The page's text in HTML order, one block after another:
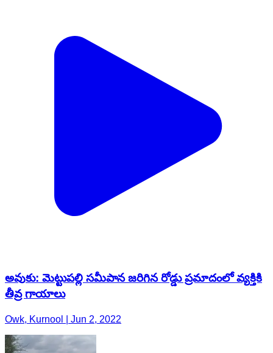
అవుకు: మెట్టుపల్లి సమీపాన జరిగిన రోడ్డు ప్రమాదంలో వ్యక్తికి
తీవ్ర గాయాలు
Owk, Kurnool | Jun 2, 2022